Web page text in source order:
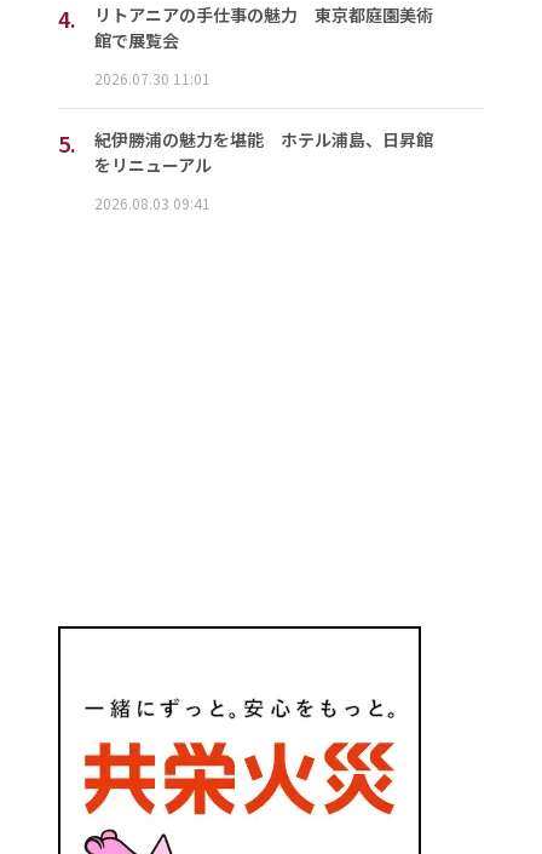
4.
リトアニアの手仕事の魅力 東京都庭園美術
館で展覧会
2026.07.30 11:01
5.
紀伊勝浦の魅力を堪能 ホテル浦島、日昇館
をリニューアル
2026.08.03 09:41